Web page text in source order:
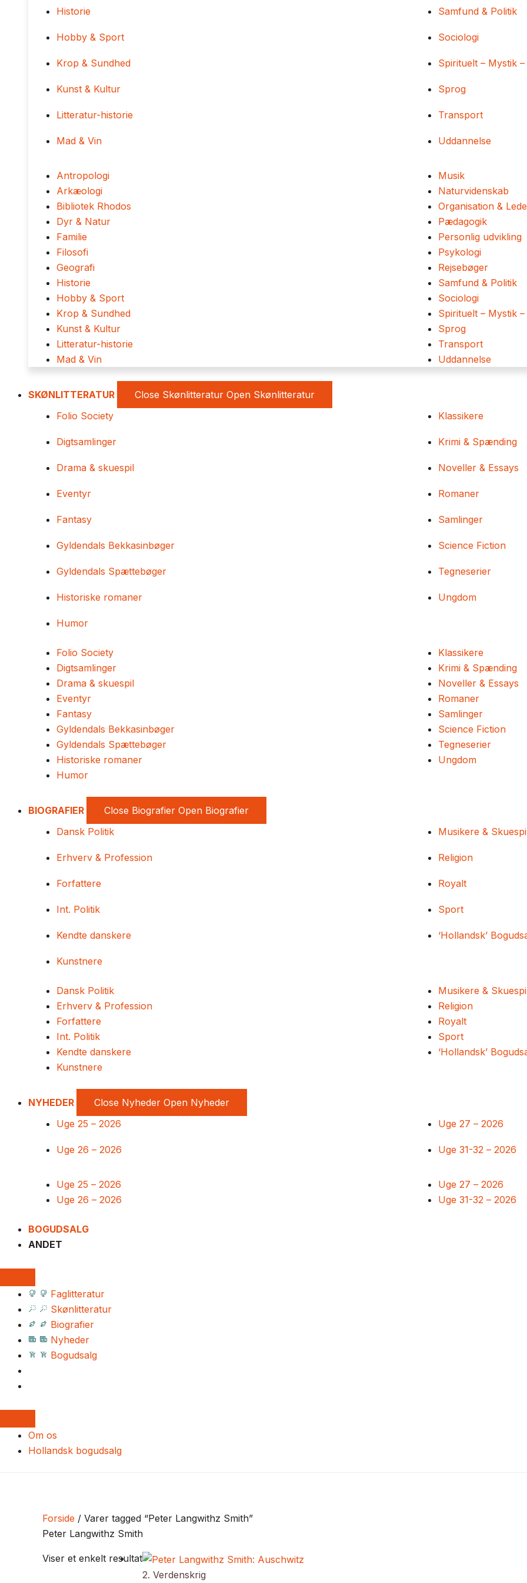
Historie
Hobby & Sport
Krop & Sundhed
Kunst & Kultur
Litteratur-historie
Mad & Vin
Samfund & Politik
Sociologi
Spirituelt – Mystik
Sprog
Transport
Uddannelse
Antropologi
Arkæologi
Bibliotek Rhodos
Dyr & Natur
Familie
Filosofi
Geografi
Historie
Hobby & Sport
Krop & Sundhed
Kunst & Kultur
Litteratur-historie
Mad & Vin
Musik
Naturvidenskab
Organisation &
Pædagogik
Personlig udvikling
Psykologi
Rejsebøger
Samfund & Politik
Sociologi
Spirituelt – Mystik
Sprog
Transport
Uddannelse
SKØNLITTERATUR Close Skønlitteratur Open Skønlitteratur
Folio Society
Digtsamlinger
Drama & skuespil
Eventyr
Fantasy
Gyldendals Bekkasinbøger
Gyldendals Spættebøger
Historiske romaner
Humor
Klassikere
Krimi & Spænding
Noveller & Essays
Romaner
Samlinger
Science Fiction
Tegneserier
Ungdom
Folio Society
Digtsamlinger
Drama & skuespil
Eventyr
Fantasy
Gyldendals Bekkasinbøger
Gyldendals Spættebøger
Historiske romaner
Humor
Klassikere
Krimi & Spænding
Noveller & Essays
Romaner
Samlinger
Science Fiction
Tegneserier
Ungdom
BIOGRAFIER Close Biografier Open Biografier
Dansk Politik
Erhverv & Profession
Forfattere
Int. Politik
Kendte danskere
Kunstnere
Musikere &
Religion
Royalt
Sport
‘Hollandsk’
Dansk Politik
Erhverv & Profession
Forfattere
Int. Politik
Kendte danskere
Kunstnere
Musikere &
Religion
Royalt
Sport
‘Hollandsk’
NYHEDER Close Nyheder Open Nyheder
Uge 25 – 2026
Uge 26 – 2026
Uge 27 – 2026
Uge 31-32 – 2026
Uge 25 – 2026
Uge 26 – 2026
Uge 27 – 2026
Uge 31-32 – 2026
BOGUDSALG
ANDET
Faglitteratur
Skønlitteratur
Biografier
Nyheder
Bogudsalg
Om os
Hollandsk bogudsalg
Forside / Varer tagged “Peter Langwithz Smith”
Peter Langwithz Smith
Viser et enkelt resultat
2. Verdenskrig